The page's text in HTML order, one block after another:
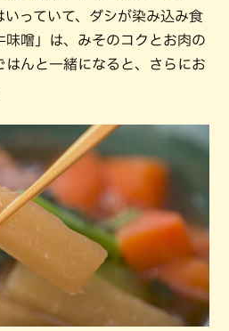
いっていて、ダシが染み込み食
味噌」は、みそのコクとお肉の
はんと一緒になると、さらにお